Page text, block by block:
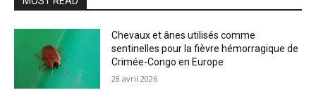
Chevaux et ânes utilisés comme
sentinelles pour la fièvre hémorragique de
Crimée-Congo en Europe
28 avril 2026